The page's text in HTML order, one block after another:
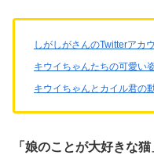
しがしがさんのTwitterアカ
キウイちゃんたちの可愛い
キウイちゃんとカイル君の
「娘のことが大好きな猫